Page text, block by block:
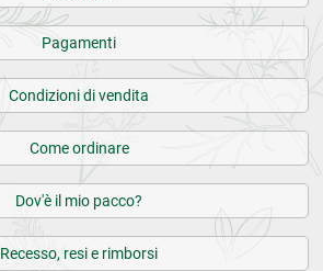
Pagamenti
Condizioni di vendita
Come ordinare
Dov'è il mio pacco?
Recesso, resi e rimborsi